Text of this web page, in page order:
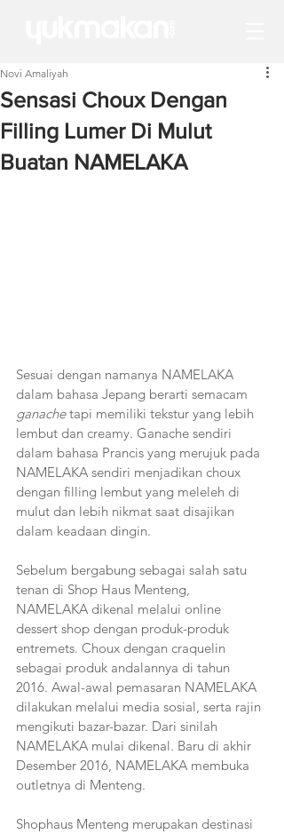
Sensasi Choux Dengan
Filling Lumer Di Mulut
Buatan NAMELAKA
Novi Amaliyah
Sesuai dengan namanya NAMELAKA
dalam bahasa Jepang berarti semacam
ganache tapi memiliki tekstur yang lebih
lembut dan creamy. Ganache sendiri
dalam bahasa Prancis yang merujuk pada
NAMELAKA sendiri menjadikan choux
dengan filling lembut yang meleleh di
mulut dan lebih nikmat saat disajikan
dalam keadaan dingin.
Sebelum bergabung sebagai salah satu
tenan di Shop Haus Menteng,
NAMELAKA dikenal melalui online
dessert shop dengan produk-produk
entremets. Choux dengan craquelin
sebagai produk andalannya di tahun
2016. Awal-awal pemasaran NAMELAKA
dilakukan melalui media sosial, serta rajin
mengikuti bazar-bazar. Dari sinilah
NAMELAKA mulai dikenal. Baru di akhir
Desember 2016, NAMELAKA membuka
outletnya di Menteng.
Shophaus Menteng merupakan destinasi